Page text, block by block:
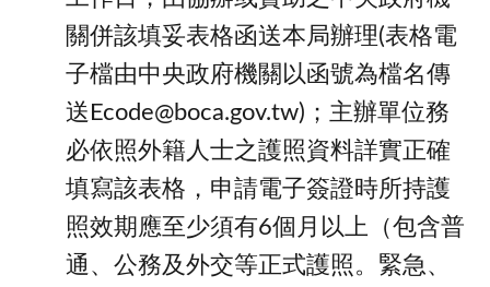
關併該填妥表格函送本局辦理(表格電
子檔由中央政府機關以函號為檔名傳
送Ecode@boca.gov.tw)；主辦單位務
必依照外籍人士之護照資料詳實正確
填寫該表格，申請電子簽證時所持護
照效期應至少須有6個月以上（包含普
通、公務及外交等正式護照。緊急、